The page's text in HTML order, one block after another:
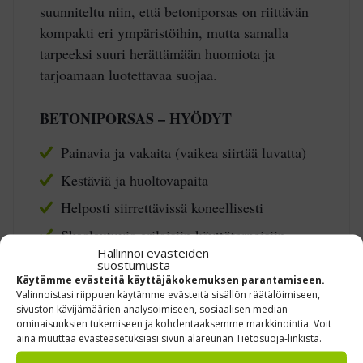
Hallinnoi evästeiden
suostumusta
Käytämme evästeitä käyttäjäkokemuksen parantamiseen.
Valinnoistasi riippuen käytämme evästeitä sisällön räätälöimiseen,
sivuston kävijämäärien analysoimiseen, sosiaalisen median
ominaisuuksien tukemiseen ja kohdentaaksemme markkinointia. Voit
aina muuttaa evästeasetuksiasi sivun alareunan Tietosuoja-linkistä.
suunniteltu niin, että betoniporsas on riittävän
kompakti eri ympäristöihin, mutta samalla
tarpeeksi suuri herättämään huomiota ja
tarjoamaan luotettavaa suojaa.
BETONIPORSAS – HYÖDYT
Painavia ja vakaita (vaikea siirtää luvatta)
Kestäviä ja huoltovapaita
Helposti siirrettävissä koneellisesti
Skaalautuvia erilaisiin käyttötarpeisiin
BETONIPORSAS
LIIKENNEMERKKIVARAUKSELLA –
VAKAUTTA, NÄKYVYYTTÄ JA
JOUSTAVUUTTA LIIKENTEEN